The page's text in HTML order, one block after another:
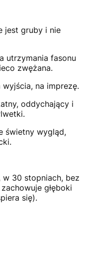
jest gruby i nie
utrzymania fasonu
zwężana.
wyjścia, na imprezę.
oddychający i
świetny wygląd,
w 30 stopniach, bez
głęboki
się).